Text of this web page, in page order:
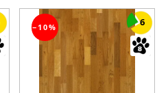
−10% 6